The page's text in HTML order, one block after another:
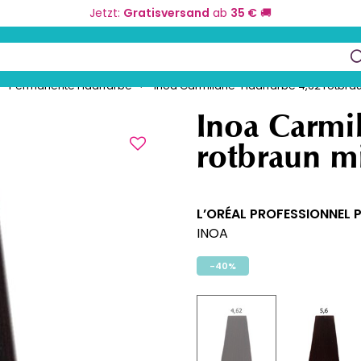
Jetzt: Gratisversand ab 35 € 🚚
Permanente Haarfarbe Inoa Carmilane-Haarfarbe 4,62
Inoa
rotbraun
L’ORÉAL PROFESSIONNEL
INOA
-40%